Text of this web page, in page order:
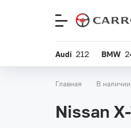
Audi 212 BMW
Главная В наличии
Nissan